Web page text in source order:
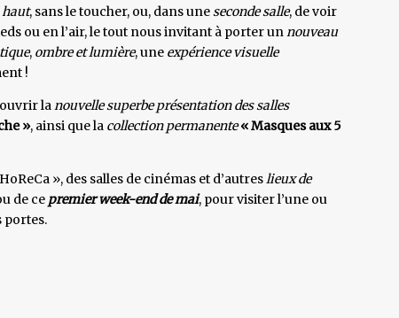
haut, sans le toucher, ou, dans uneseconde salle, de voir
ou en l’air, le tout nous invitant à porter unnouveau
, ombre et lumière, une expérience visuelle
!
lanouvelle superbe présentation des salles
», ainsi que la collection permanente « Masques aux 5
», des salles de cinémas et d’autreslieux de
de ce premier week-end de mai, pour visiter l’une ou
portes.